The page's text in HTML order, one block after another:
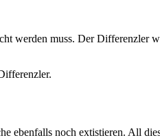
werden muss. Der Differenzler
ebenfalls noch extistieren. All